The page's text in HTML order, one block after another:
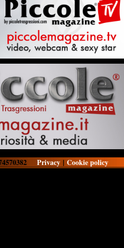
Privacy | Cookie policy